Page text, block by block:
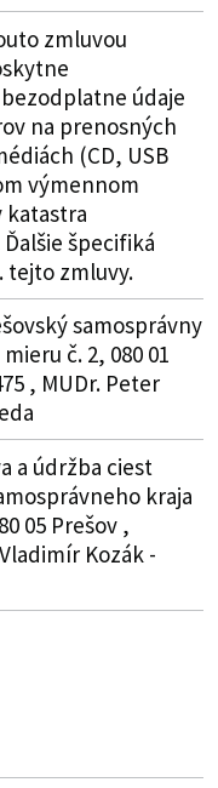
zmluvou
údaje
na prenosných
(CD, USB
výmennom
katastra
špecifiká
tejto zmluvy.
samosprávny
č. 2, 080 01
, MUDr. Peter
a údržba ciest
kraja
05 Prešov ,
Kozák -